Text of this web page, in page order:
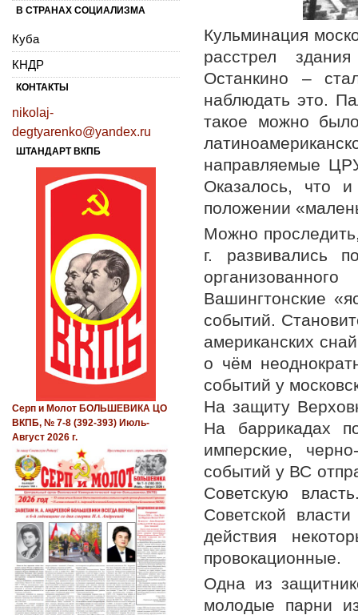
Кульминация
расстрел
Останкино –
наблюдать это.
такое можно
направляемые
Оказалось, что
положении
Можно
г. развивались
Вашингтонские
событий.
американских
о чём
событий у
На защиту
На баррикадах
имперские,
событий у ВС
Советскую
Советской
действия
провокационные.
Одна из
молодые парни
В СТРАНАХ СОЦИАЛИЗМА
Куба
КНДР
КОНТАКТЫ
nikolaj-
degtyarenko@yandex.ru
ШТАНДАРТ ВКПБ
Серп и Молот БОЛЬШЕВИКА ЦО
ВКПБ, № 7-8 (392-393) Июль-
Август 2026 г.